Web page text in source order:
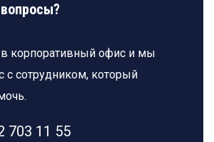
корпоративный офис и мы
с сотрудником, который
703 11 55